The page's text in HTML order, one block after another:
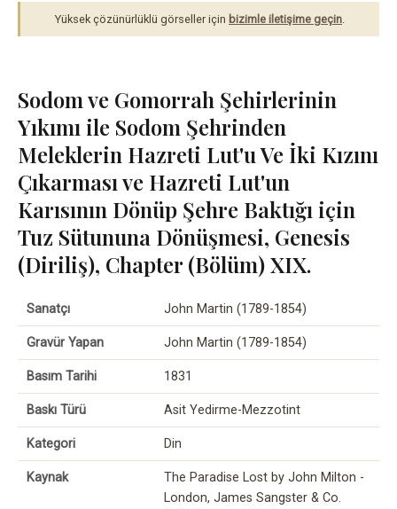
Yüksek çözünürlüklü görseller için bizimle iletişime geçin
Sodom ve Gomorrah Şehirlerinin
Yıkımı ile Sodom Şehrinden
Meleklerin Hazreti Lut'u Ve İki Kızını
Çıkarması ve Hazreti Lut'un
Karısının Dönüp Şehre Baktığı için
Tuz Sütununa Dönüşmesi, Genesis
(Diriliş), Chapter (Bölüm) XIX.
Sanatçı John Martin (1789-1854)
Gravür Yapan John Martin (1789-1854)
Basım Tarihi 1831
Baskı Türü Asit Yedirme-Mezzotint
Kategori Din
Kaynak
The Paradise Lost by John Milton -
London, James Sangster & Co.